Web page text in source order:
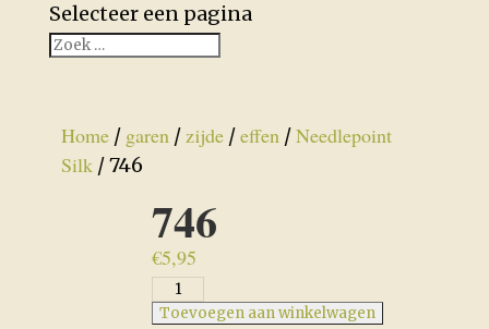
Selecteer een pagina
Home/ garen/zijde/effen/Needlepoint
Silk/ 746
746
€5,95
746
aantal
Toevoegen aan winkelwagen